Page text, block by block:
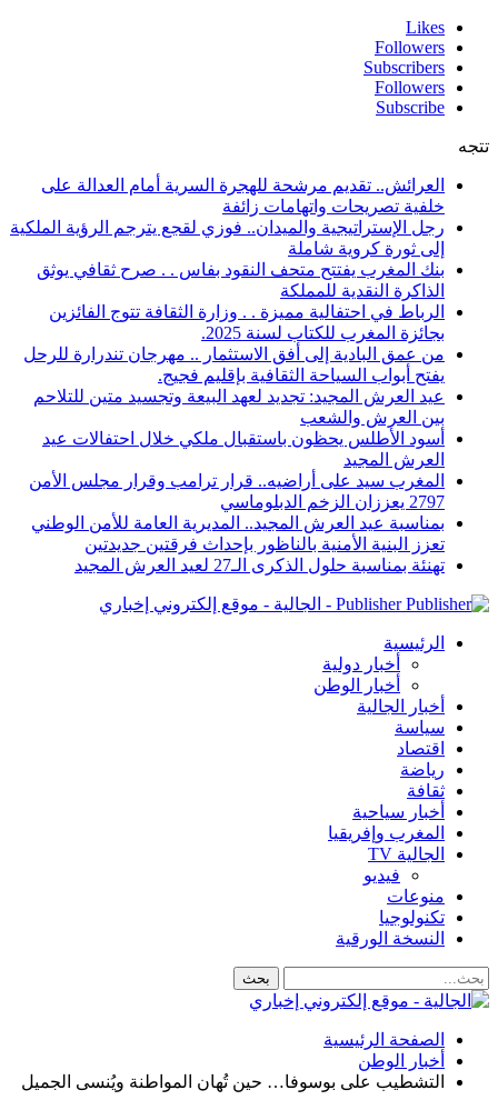
Likes
Followers
Subscribers
Followers
Subscribe
تتجه
العرائش.. تقديم مرشحة للهجرة السرية أمام العدالة على
خلفية تصريحات واتهامات زائفة
رجل الإستراتيجية والميدان.. فوزي لقجع يترجم الرؤية الملكية
إلى ثورة كروية شاملة
بنك المغرب يفتتح متحف النقود بفاس . . صرح ثقافي يوثق
الذاكرة النقدية للمملكة
الرباط في احتفالية مميزة . . وزارة الثقافة تتوج الفائزين
بجائزة المغرب للكتاب لسنة 2025.
من عمق البادية إلى أفق الاستثمار .. مهرجان تندرارة للرحل
يفتح أبواب السياحة الثقافية بإقليم فجيج.
عيد العرش المجيد: تجديد لعهد البيعة وتجسيد متين للتلاحم
بين العرش والشعب
أسود الأطلس يحظون باستقبال ملكي خلال احتفالات عيد
العرش المجيد
المغرب سيد على أراضيه.. قرار ترامب وقرار مجلس الأمن
2797 يعززان الزخم الدبلوماسي
بمناسبة عيد العرش المجيد.. المديرية العامة للأمن الوطني
تعزز البنية الأمنية بالناظور بإحداث فرقتين جديدتين
تهنئة بمناسبة حلول الذكرى الـ27 لعيد العرش المجيد
Publisher - الجالية - موقع إلكتروني إخباري
الرئيسية
أخبار دولية
أخبار الوطن
أخبار الجالية
سياسة
اقتصاد
رياضة
ثقافة
أخبار سياحية
المغرب وإفريقيا
الجالية TV
فيديو
منوعات
تكنولوجيا
النسخة الورقية
الصفحة الرئيسية
أخبار الوطن
التشطيب على بوسوفا… حين تُهان المواطنة ويُنسى الجميل